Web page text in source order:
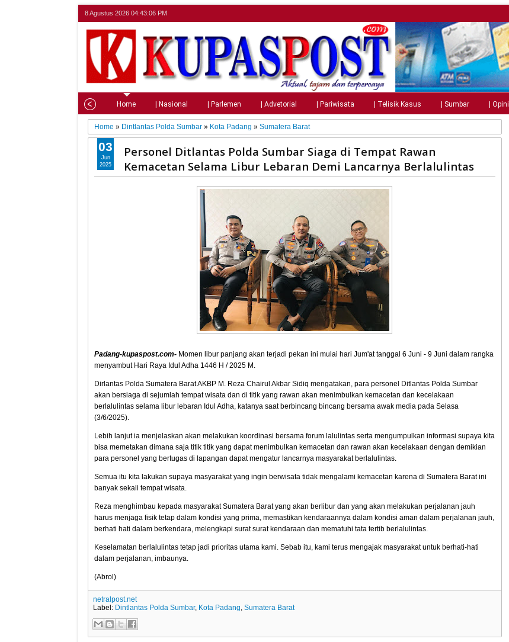
8 Agustus 2026 04:43:07 PM
Home | Nasional | Parlemen | Advetorial | Pariwisata | Telisik Kasus | Sumbar | Opini
Home » Dintlantas Polda Sumbar » Kota Padang »Sumatera Barat
Personel Ditlantas Polda Sumbar Siaga di Tempat Rawan
Kemacetan Selama Libur Lebaran Demi Lancarnya Berlalulintas
Padang-kupaspost.com- Momen libur panjang akan terjadi pekan ini mulai hari Jum'at tanggal 6 Juni - 9 Juni dalam rangka
menyambut Hari Raya Idul Adha 1446 H / 2025 M.
Dirlantas Polda Sumatera Barat AKBP M. Reza Chairul Akbar Sidiq mengatakan, para personel Ditlantas Polda Sumbar
akan bersiaga di sejumlah tempat wisata dan di titik yang rawan akan menimbulkan kemacetan dan kecelakaan
berlalulintas selama libur lebaran Idul Adha, katanya saat berbincang bincang bersama awak media pada Selasa
(3/6/2025).
Lebih lanjut ia menjelaskan akan melakukan koordinasi bersama forum lalulintas serta mengumpulkan informasi supaya kita
bisa memetakan dimana saja titik titik yang dapat menimbulkan kemacetan dan rawan akan kecelakaan dengan demikian
para personel yang bertugas di lapangan dapat mengatur lancarnya masyarakat berlalulintas.
Semua itu kita lakukan supaya masyarakat yang ingin berwisata tidak mengalami kemacetan karena di Sumatera Barat ini
banyak sekali tempat wisata.
Reza menghimbau kepada masyarakat Sumatera Barat yang akan berlibur dan yang akan melakukan perjalanan jauh
harus menjaga fisik tetap dalam kondisi yang prima, memastikan kendaraannya dalam kondisi aman dalam perjalanan jauh,
berhati hati dalam berkendara, melengkapi surat surat kendaraan dan mematuhi tata tertib berlalulintas.
Keselamatan berlalulintas tetap jadi prioritas utama kami. Sebab itu, kami terus mengajak masyarakat untuk berhati-hati
dalam perjalanan, imbaunya.
(Abrol)
03
Jun
2025
netralpost.net
Label: Dintlantas Polda Sumbar, Kota Padang,Sumatera Barat